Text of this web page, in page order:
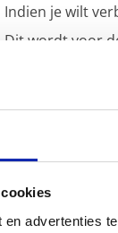
advertenties
Indien je wilt
Dit wordt voor
Cyberduck